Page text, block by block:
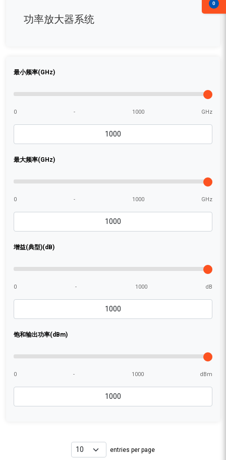
功率放大器系统
最小频率(GHz)
0 - 1000 GHz
最大频率(GHz)
0 - 1000 GHz
增益(典型)(dB)
0 - 1000 dB
饱和输出功率(dBm)
0 - 1000 dBm
entries per page
0